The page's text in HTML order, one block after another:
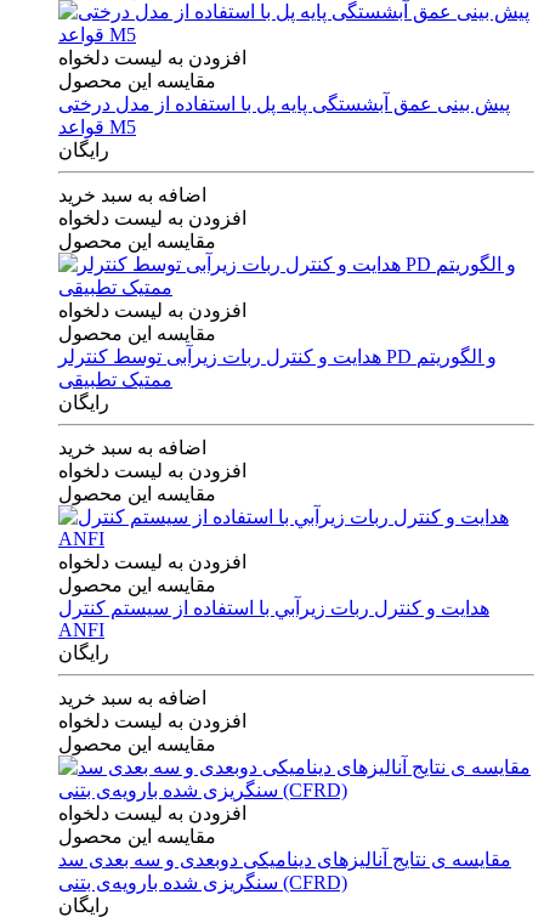
افزودن به لیست دلخواه
مقایسه این محصول
پیش بینی عمق آبشستگی پایه پل با استفاده از مدل درختی
قواعد M5
رایگان
اضافه به سبد خرید
افزودن به لیست دلخواه
مقایسه این محصول
افزودن به لیست دلخواه
مقایسه این محصول
هدایت و کنترل ربات زیرآبی توسط کنترلر PD و الگوریتم
ممتیک تطبیقی
رایگان
اضافه به سبد خرید
افزودن به لیست دلخواه
مقایسه این محصول
افزودن به لیست دلخواه
مقایسه این محصول
هدايت و كنترل ربات زيرآبي با استفاده از سيستم كنترل
ANFI
رایگان
اضافه به سبد خرید
افزودن به لیست دلخواه
مقایسه این محصول
افزودن به لیست دلخواه
مقایسه این محصول
مقایسه ی‌ نتایج آنالیزهای‌ دینامیکی‌ دوبعدی‌ و‌ سه بعدی‌ سد
سنگریزی‌ شده با‌رویه‌ی‌ بتنی‌ (CFRD)
رایگان